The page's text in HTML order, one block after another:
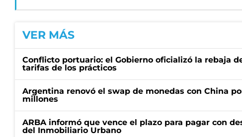
VER MÁS
Conflicto portuario: el Gobierno oficializó la rebaja
tarifas de los prácticos
Argentina renovó el swap de monedas con China
millones
ARBA informó que vence el plazo para pagar con
del Inmobiliario Urbano